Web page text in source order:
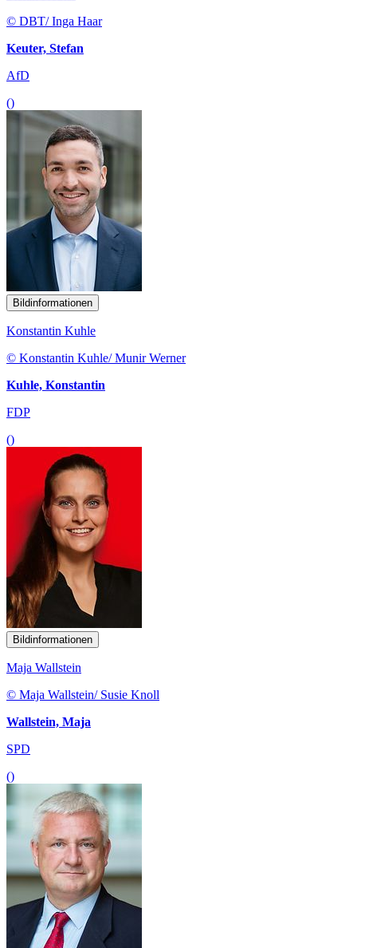
© DBT/ Inga Haar
Keuter, Stefan
AfD
()
Bildinformationen
Konstantin Kuhle
© Konstantin Kuhle/ Munir Werner
Kuhle, Konstantin
FDP
()
Bildinformationen
Maja Wallstein
© Maja Wallstein/ Susie Knoll
Wallstein, Maja
SPD
()